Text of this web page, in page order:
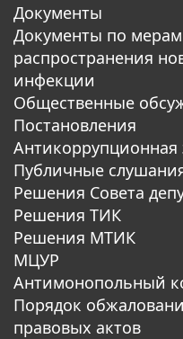
Документы
Документы по
распространения
инфекции
Общественные
Постановления
Антикоррупционная
Публичные
Решения Совета
Решения ТИК
Решения МТИК
МЦУР
Антимонопольный
Порядок
правовых актов